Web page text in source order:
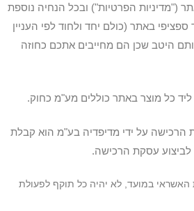
("מדיניות הפרטיות") ובכל הנחיה נוספת
באתר (כולם יחד ולחוד לפי העניין
היטב שכן הם מחייבים אתכם כחוזה
ליד כל מוצר באתר כוללים מע"מ כחוק.
הרכישה על ידי מדיפדיה בע"מ הוא קבלת
עסקת הרכישה.
במועד, לא יהיה כל תוקף לפעולת